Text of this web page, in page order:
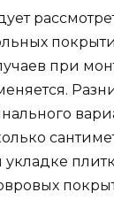
при
укладке